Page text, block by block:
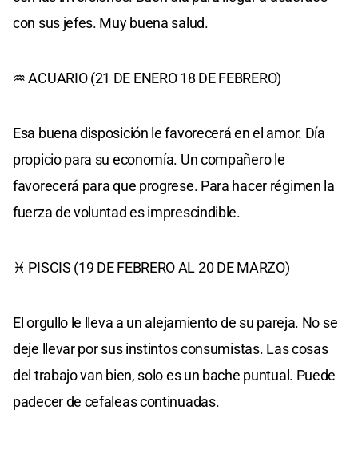
con sus jefes. Muy buena salud.
♒ ACUARIO (21 DE ENERO 18 DE FEBRERO)
Esa buena disposición le favorecerá en el amor. Día
propicio para su economía. Un compañero le
favorecerá para que progrese. Para hacer régimen la
fuerza de voluntad es imprescindible.
♓ PISCIS (19 DE FEBRERO AL 20 DE MARZO)
El orgullo le lleva a un alejamiento de su pareja. No se
deje llevar por sus instintos consumistas. Las cosas
del trabajo van bien, solo es un bache puntual. Puede
padecer de cefaleas continuadas.